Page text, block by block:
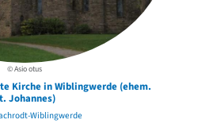
© Asio otus
Kirche in Wiblingwerde (ehem.
Johannes)
Wiblingwerde